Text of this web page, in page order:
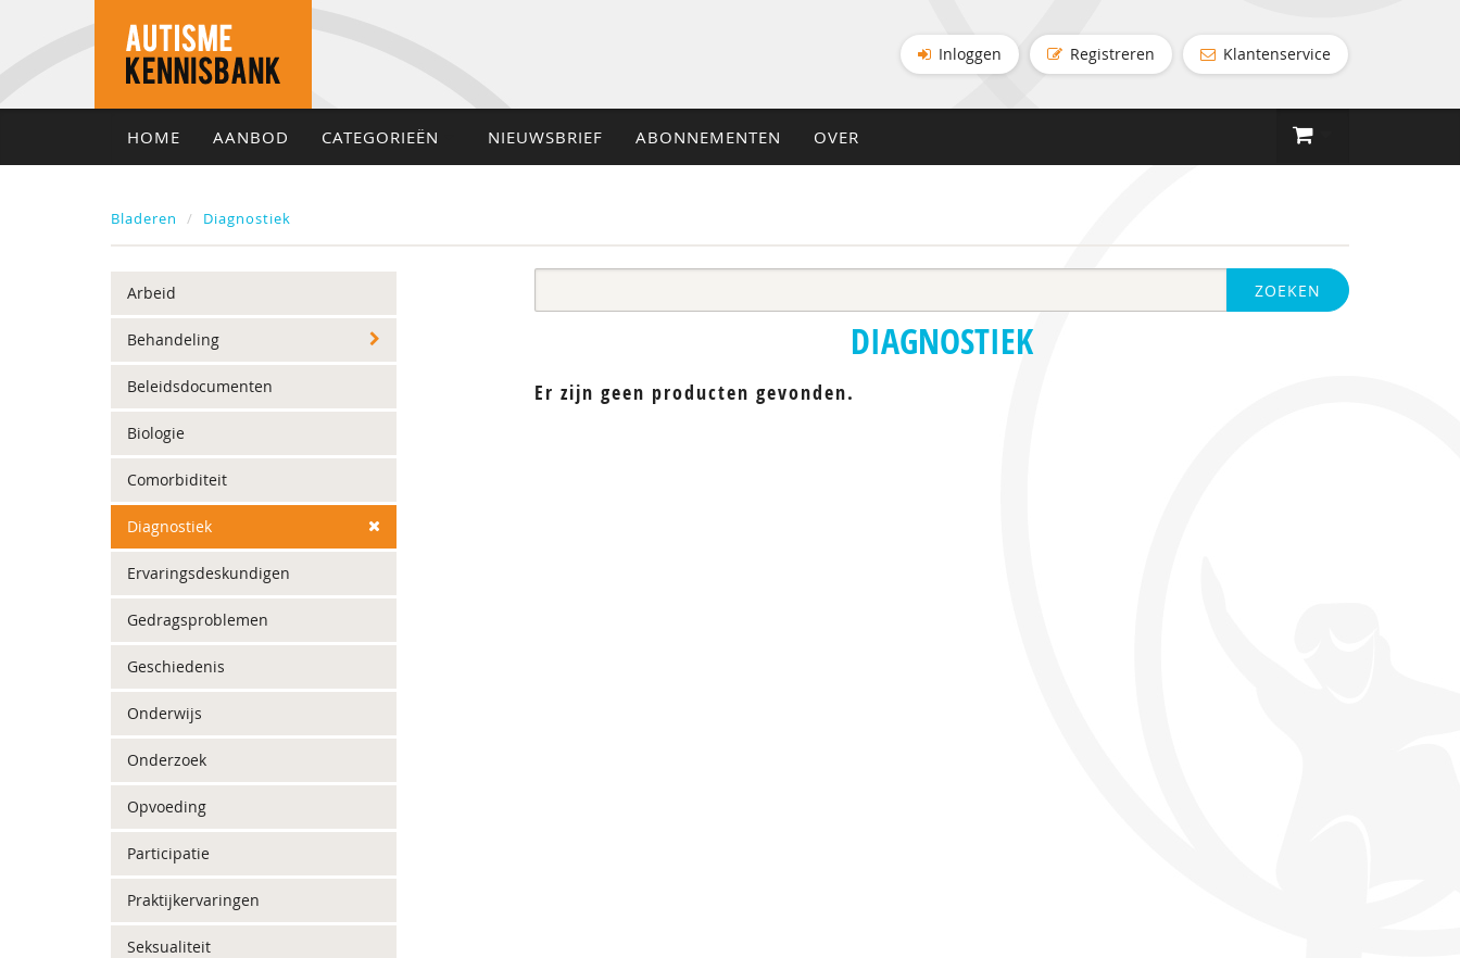
Inloggen Registreren Klantenservice
HOME AANBOD CATEGORIEËN NIEUWSBRIEF ABONNEMENTEN OVER
Bladeren Diagnostiek
Arbeid
Behandeling
Beleidsdocumenten
Biologie
Comorbiditeit
Diagnostiek
Ervaringsdeskundigen
Gedragsproblemen
Geschiedenis
Onderwijs
Onderzoek
Opvoeding
Participatie
Praktijkervaringen
Seksualiteit
ZOEKEN
DIAGNOSTIEK
Er zijn geen producten gevonden.